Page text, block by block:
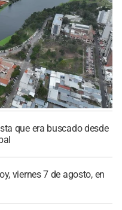
que era buscado desde
viernes 7 de agosto, en